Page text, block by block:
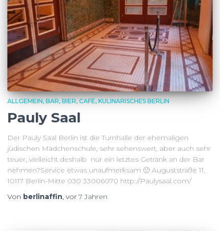
ALLGEMEIN BAR BIER CAFÉ KULINARISCHES BERLIN
Pauly Saal
Der Pauly Saal Berlin ist die Turnhalle der ehemaligen
jüdischen Mädchenschule, sehr sehenswert, aber auch sehr
teuer, vielleicht deshalb nur ein letztes Getränk an der Bar
nehmen?Service etwas unaufmerksam 🙁 Auguststraße 11,
10117 Berlin-Mitte 030 33006070 http://Paulysaal.com/
Von berlinaffin, vor 7 Jahren